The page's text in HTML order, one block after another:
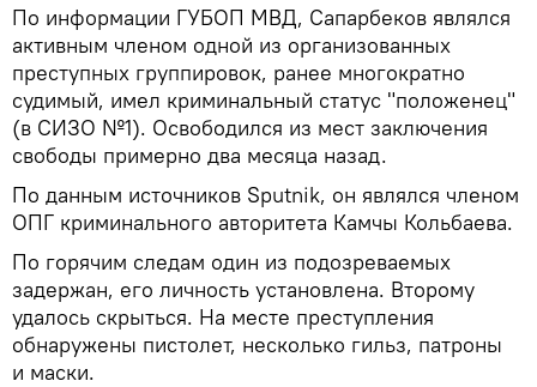
По информации ГУБОП МВД, Сапарбеков являлся
активным членом одной из организованных
преступных группировок, ранее многократно
судимый, имел криминальный статус "положенец"
(в СИЗО №1). Освободился из мест заключения
свободы примерно два месяца назад.
По данным источников Sputnik, он являлся членом
ОПГ криминального авторитета Камчы Кольбаева.
По горячим следам один из подозреваемых
задержан, его личность установлена. Второму
удалось скрыться. На месте преступления
обнаружены пистолет, несколько гильз, патроны
и маски.